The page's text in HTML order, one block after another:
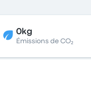
0kg
Émissions de CO₂